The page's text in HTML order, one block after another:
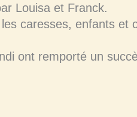
Louisa et Franck.
caresses, enfants et
ont remporté un